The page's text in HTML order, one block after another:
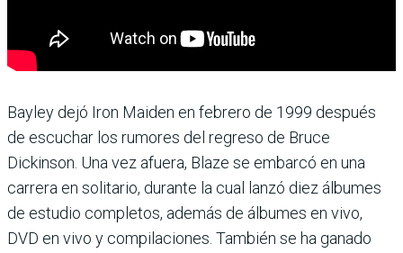
Bayley dejó Iron Maiden en febrero de 1999 después
de escuchar los rumores del regreso de Bruce
Dickinson. Una vez afuera, Blaze se embarcó en una
carrera en solitario, durante la cual lanzó diez álbumes
de estudio completos, además de álbumes en vivo,
DVD en vivo y compilaciones. También se ha ganado